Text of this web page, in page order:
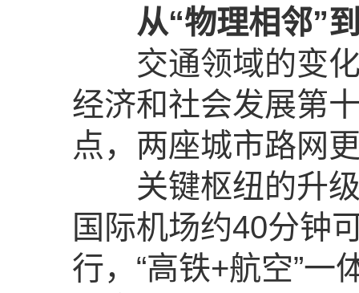
从“物理相邻”
交通领域的变化
经济和社会发展第
点，两座城市路网
关键枢纽的升级
国际机场约40分钟
行，“高铁+航空”